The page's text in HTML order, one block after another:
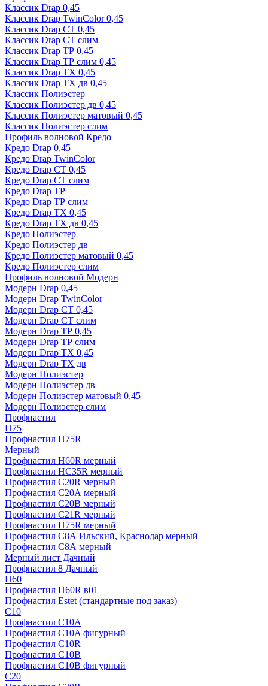
Классик Drap 0,45
Классик Drap TwinColor 0,45
Классик Drap СТ 0,45
Классик Drap СТ слим
Классик Drap ТР 0,45
Классик Drap ТР слим 0,45
Классик Drap ТХ 0,45
Классик Drap ТХ дв 0,45
Классик Полиэстер
Классик Полиэстер дв 0,45
Классик Полиэстер матовый 0,45
Классик Полиэстер слим
Профиль волновой Кредо
Кредо Drap 0,45
Кредо Drap TwinColor
Кредо Drap СТ 0,45
Кредо Drap СТ слим
Кредо Drap ТР
Кредо Drap ТР слим
Кредо Drap ТХ 0,45
Кредо Drap ТХ дв 0,45
Кредо Полиэстер
Кредо Полиэстер дв
Кредо Полиэстер матовый 0,45
Кредо Полиэстер слим
Профиль волновой Модерн
Модерн Drap 0,45
Модерн Drap TwinColor
Модерн Drap СТ 0,45
Модерн Drap СТ слим
Модерн Drap ТР 0,45
Модерн Drap ТР слим
Модерн Drap ТХ 0,45
Модерн Drap ТХ дв
Модерн Полиэстер
Модерн Полиэстер дв
Модерн Полиэстер матовый 0,45
Модерн Полиэстер слим
Профнастил
H75
Профнастил H75R
Мерный
Профнастил H60R мерный
Профнастил HC35R мерный
Профнастил С20R мерный
Профнастил С20А мерный
Профнастил С20В мерный
Профнастил С21R мерный
Профнастил Н75R мерный
Профнастил С8А Ильский, Краснодар мерный
Профнастил С8А мерный
Мерный лист Дачный
Профнастил 8 Дачный
Н60
Профнастил H60R в01
Профнастил Estet (стандартные под заказ)
C10
Профнастил С10A
Профнастил С10A фигурный
Профнастил С10R
Профнастил С10В
Профнастил С10В фигурный
C20